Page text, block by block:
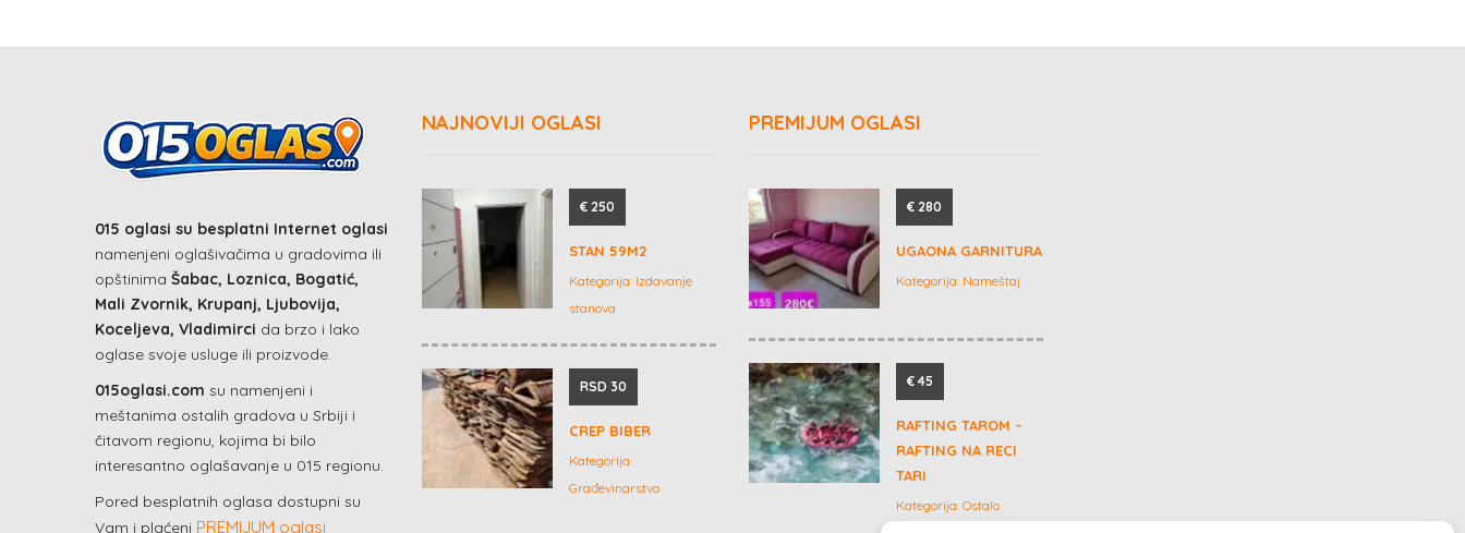
015 oglasi su besplatni Internet oglasi
namenjeni oglašivačima u gradovima ili
opštinima Šabac, Loznica, Bogatić,
Mali Zvornik, Krupanj, Ljubovija,
Koceljeva, Vladimirci da brzo i lako
oglase svoje usluge ili proizvode.
015oglasi.com su namenjeni i
meštanima ostalih gradova u Srbiji i
čitavom regionu, kojima bi bilo
interesantno oglašavanje u 015 regionu.
Pored besplatnih oglasa dostupni su
Vam i plaćeni PREMIJUM oglasi
NAJNOVIJI OGLASI
€ 250
STAN 59M2
Kategorija: Izdavanje
stanova
RSD 30
CREP BIBER
Kategorija:
Građevinarstvo
PREMIJUM OGLASI
€ 280
UGAONA GARNITURA
Kategorija: Nameštaj
€ 45
RAFTING TAROM –
RAFTING NA RECI
TARI
Kategorija: Ostalo